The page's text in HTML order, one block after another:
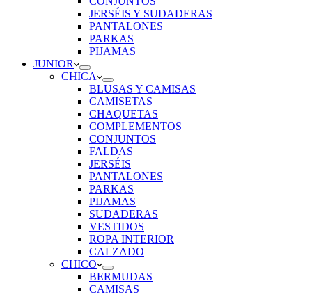
JERSÉIS Y SUDADERAS
PANTALONES
PARKAS
PIJAMAS
JUNIOR
CHICA
BLUSAS Y CAMISAS
CAMISETAS
CHAQUETAS
COMPLEMENTOS
CONJUNTOS
FALDAS
JERSÉIS
PANTALONES
PARKAS
PIJAMAS
SUDADERAS
VESTIDOS
ROPA INTERIOR
CALZADO
CHICO
BERMUDAS
CAMISAS